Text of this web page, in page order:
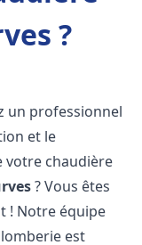
?
un professionnel
et le
votre chaudière
? Vous êtes
! Notre équipe
est